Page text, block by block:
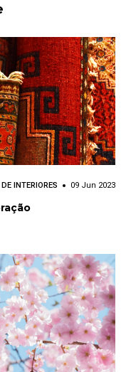
INTERIORES 09 Jun 2023